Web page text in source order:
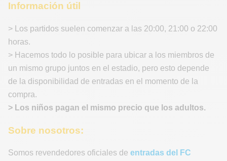
Información útil
> Los partidos suelen comenzar a las 20:00, 21:00 o 22:00
horas.
> Hacemos todo lo posible para ubicar a los miembros de
un mismo grupo juntos en el estadio, pero esto depende
de la disponibilidad de entradas en el momento de la
compra.
> Los niños pagan el mismo precio que los adultos.
Sobre nosotros:
Somos revendedores oficiales de entradas del FC